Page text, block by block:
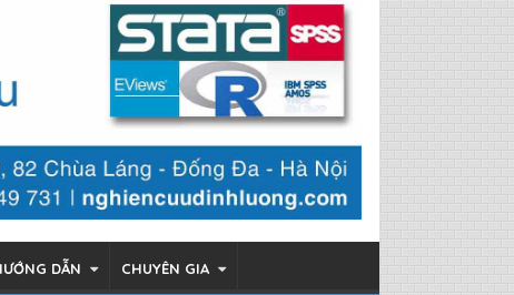
DẪN CHUYÊN GIA